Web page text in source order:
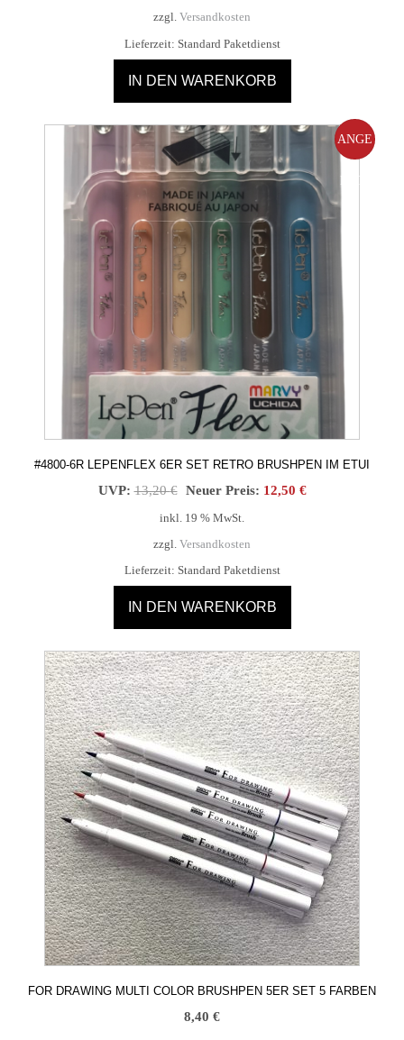
zzgl. Versandkosten
Lieferzeit: Standard Paketdienst
IN DEN WARENKORB
ANGE
BOT!
#4800-6R LEPENFLEX 6ER SET RETRO BRUSHPEN IM ETUI
UVP: 13,20€ Ursprünglicher
13,20 €
Neuer Preis: 12,50 €Aktueller
inkl. 19 % MwSt.
zzgl. Versandkosten
Lieferzeit: Standard Paketdienst
IN DEN WARENKORB
FOR DRAWING MULTI COLOR BRUSHPEN 5ER SET 5 FARBEN
8,40 €